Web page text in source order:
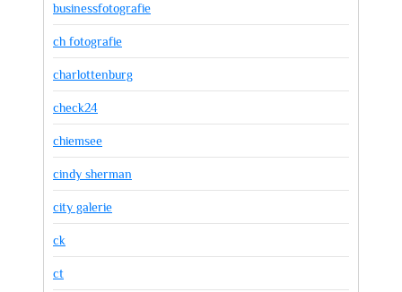
businessfotografie
ch fotografie
charlottenburg
check24
chiemsee
cindy sherman
city galerie
ck
ct